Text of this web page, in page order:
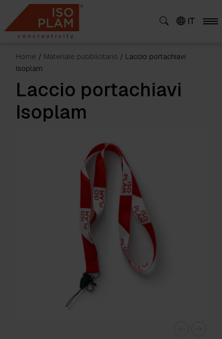
content
IT
Home / Materiale pubblicitario / Laccio portachiavi
Isoplam
Laccio portachiavi
Isoplam